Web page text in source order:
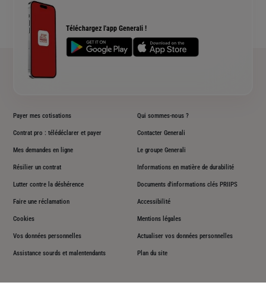
Téléchargez l'app Generali !
Devis assurance chien ou chat
Rendements fonds euros Generali
Accessibilité sourds et malentendants
Plan du site
Payer mes cotisations
Contrat pro : télédéclarer et payer
Mes demandes en ligne
Résilier un contrat
Lutter contre la déshérence
Faire une réclamation
Qui sommes-nous ?
Contacter Generali
Le groupe Generali
Informations en matière de durabilité
Documents d'informations clés PRIIPS
Accessibilité
Cookies Mentions légales
Vos données personnelles Actualiser vos données personnelles
Assistance sourds et malentendants Plan du site